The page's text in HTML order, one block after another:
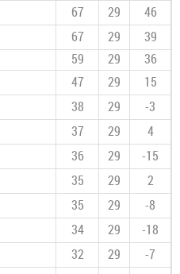
67 29
46
67 29
39
59 29
36
47 29
15
38 29
-3
37 29
4
36 29
-15
35 29
2
35 29
-8
34 29
-18
32 29
-7